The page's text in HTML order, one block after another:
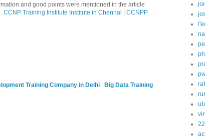
and good points were mentioned in the article
CCNP Training Institute Institute in Chennai
CCNPP
Training Company in Delhi
Big Data Training
ub